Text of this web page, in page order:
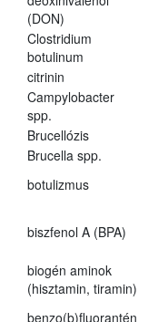
(DON)
Clostridium
botulinum
citrinin
Campylobacter
spp.
Brucellózis
Brucella spp.
botulizmus
biszfenol A (BPA)
biogén aminok
(hisztamin, tiramin)
benzo(b)fluorantén